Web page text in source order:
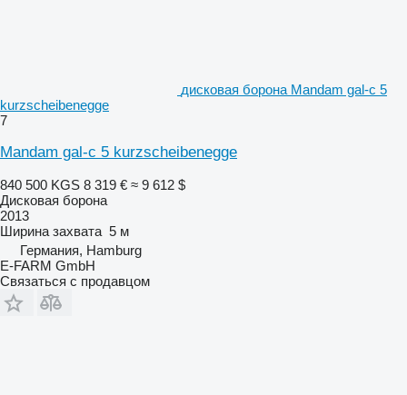
дисковая борона Mandam gal-c 5
kurzscheibenegge
7
Mandam gal-c 5 kurzscheibenegge
840 500 KGS 8 319 € ≈ 9 612 $
Дисковая борона
2013
Ширина захвата 5 м
Германия, Hamburg
E-FARM GmbH
Связаться с продавцом